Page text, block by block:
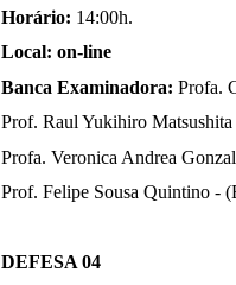
Horário: 14:00h.
Local: on-line
Banca Examinadora: Profa.
Prof. Raul Yukihiro Matsushita
Profa. Veronica Andrea
Prof. Felipe Sousa Quintino -
DEFESA 04